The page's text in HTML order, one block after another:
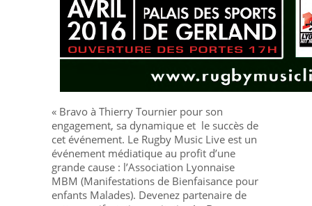
« Bravo à Thierry Tournier pour son
engagement, sa dynamique et le succès de
cet événement. Le Rugby Music Live est un
événement médiatique au profit d’une
grande cause : l’Association Lyonnaise
MBM (Manifestations de Bienfaisance pour
enfants Malades). Devenez partenaire de